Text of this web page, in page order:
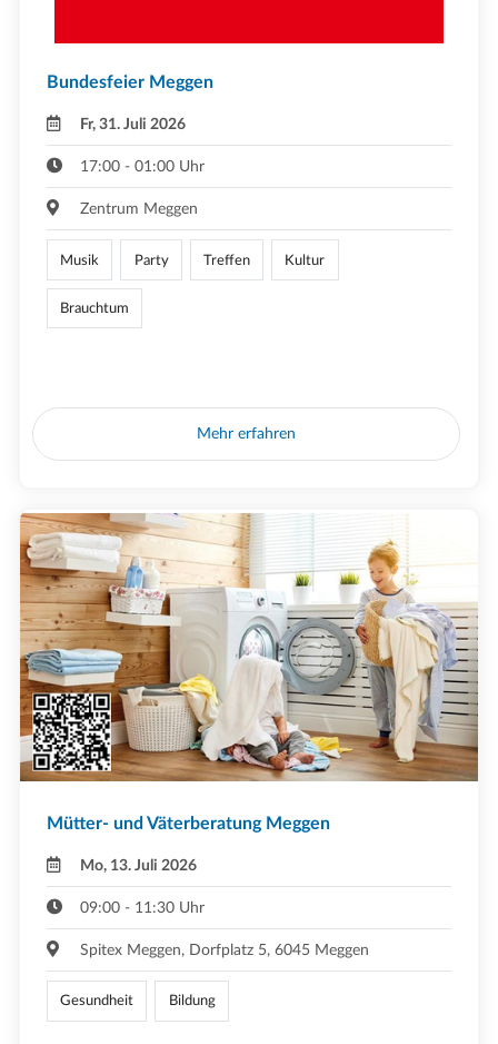
Bundesfeier Meggen
Fr, 31. Juli 2026
17:00 - 01:00 Uhr
Zentrum Meggen
Musik Party Treffen Kultur
Brauchtum
Mehr erfahren
Mütter- und Väterberatung Meggen
Mo, 13. Juli 2026
09:00 - 11:30 Uhr
Spitex Meggen, Dorfplatz 5, 6045 Meggen
Gesundheit Bildung